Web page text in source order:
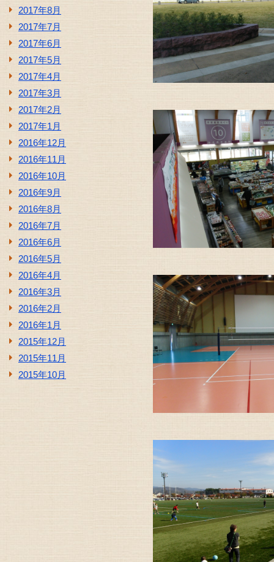
2017年8月
2017年7月
2017年6月
2017年5月
2017年4月
2017年3月
2017年2月
2017年1月
2016年12月
2016年11月
2016年10月
2016年9月
2016年8月
2016年7月
2016年6月
2016年5月
2016年4月
2016年3月
2016年2月
2016年1月
2015年12月
2015年11月
2015年10月